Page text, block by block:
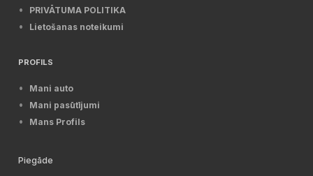
PRIVĀTUMA POLITIKA
Lietošanas noteikumi
PROFILS
Mani auto
Mani pasūtījumi
Mans Profils
Piegāde